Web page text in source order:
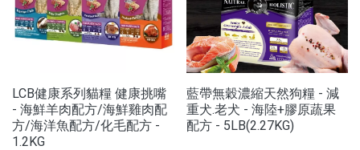
LCB健康系列貓糧 健康挑嘴
- 海鮮羊肉配方/海鮮雞肉配
方/海洋魚配方/化毛配方 -
1.2KG
藍帶無穀濃縮天然狗糧 - 減
重犬.老犬 - 海陸+膠原蔬果
配方 - 5LB(2.27KG)